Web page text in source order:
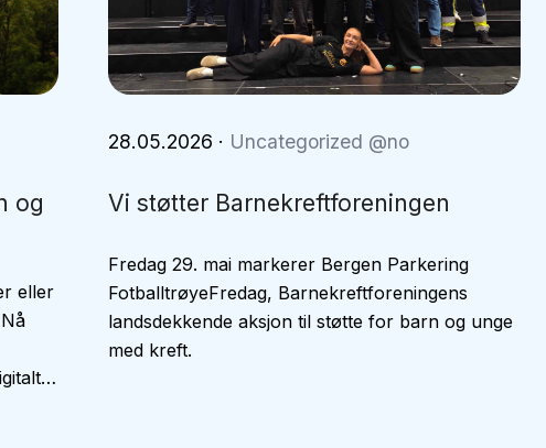
og
eller
28.05.2026 · Uncategorized @no
Vi støtter Barnekreftforeningen
Fredag 29. mai markerer Bergen Parkering
FotballtrøyeFredag, Barnekreftforeningens
landsdekkende aksjon til støtte for barn og unge
med kreft.